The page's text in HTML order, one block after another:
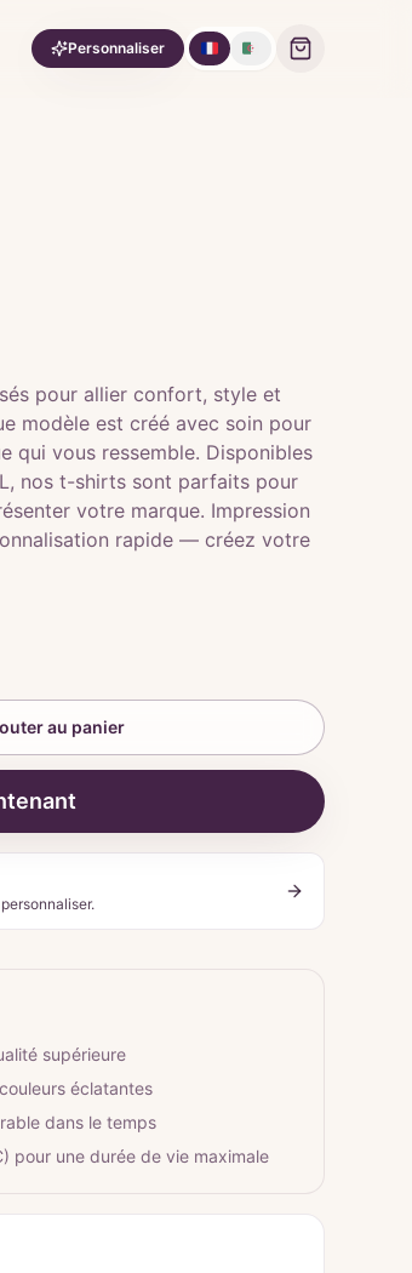
Personnaliser 🇫🇷 🇩🇿
pour allier confort, style et
modèle est créé avec soin pour
qui vous ressemble. Disponibles
nos t-shirts sont parfaits pour
votre marque. Impression
rapide — créez votre
au panier
supérieure
éclatantes
dans le temps
pour une durée de vie maximale